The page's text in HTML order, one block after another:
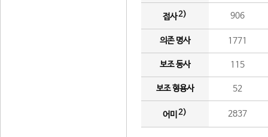
접사2) 906
의존 명사 1771
보조 동사 115
보조 형용사 52
어미 2) 2837